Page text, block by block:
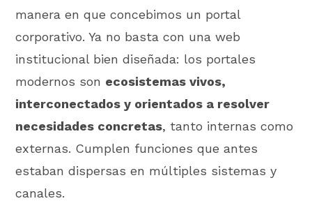
manera en que concebimos un portal
corporativo. Ya no basta con una web
institucional bien diseñada: los portales
modernos son ecosistemas vivos,
interconectados y orientados a resolver
necesidades concretas, tanto internas como
externas. Cumplen funciones que antes
estaban dispersas en múltiples sistemas y
canales.